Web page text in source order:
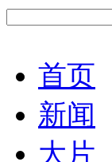
首页
新闻
大片